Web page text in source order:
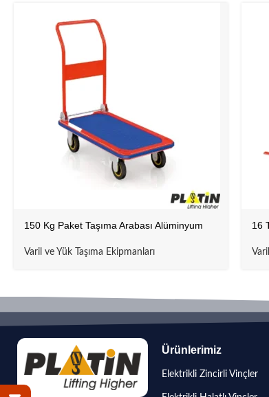
150 Kg Paket Taşıma Arabası Alüminyum
Varil ve Yük Taşıma Ekipmanları
16
Ürünlerimiz
Elektrikli Zincirli Vinçler